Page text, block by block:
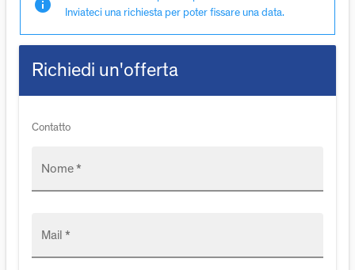
info
Inviateci una richiesta per poter fissare una data.
Richiedi un'offerta
Contatto
Nome *
Mail *